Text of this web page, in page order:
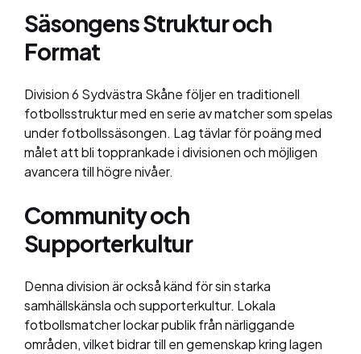
Säsongens Struktur och
Format
Division 6 Sydvästra Skåne följer en traditionell
fotbollsstruktur med en serie av matcher som spelas
under fotbollssäsongen. Lag tävlar för poäng med
målet att bli topprankade i divisionen och möjligen
avancera till högre nivåer.
Community och
Supporterkultur
Denna division är också känd för sin starka
samhällskänsla och supporterkultur. Lokala
fotbollsmatcher lockar publik från närliggande
områden, vilket bidrar till en gemenskap kring lagen